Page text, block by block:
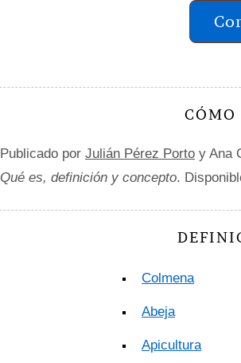
CÓMO
Publicado por Julián Pérez Porto y Ana
Qué es, definición y concepto.
Colmena
Abeja
Apicultura